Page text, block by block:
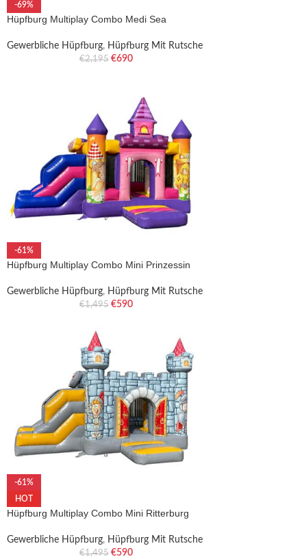
-69%
Hüpfburg Multiplay Combo Medi Sea
Gewerbliche Hüpfburg, Hüpfburg Mit Rutsche
€2,195 €690
-61%
Hüpfburg Multiplay Combo Mini Prinzessin
Gewerbliche Hüpfburg, Hüpfburg Mit Rutsche
€1,495 €590
-61%
HOT
Hüpfburg Multiplay Combo Mini Ritterburg
Gewerbliche Hüpfburg, Hüpfburg Mit Rutsche
€1,495 €590